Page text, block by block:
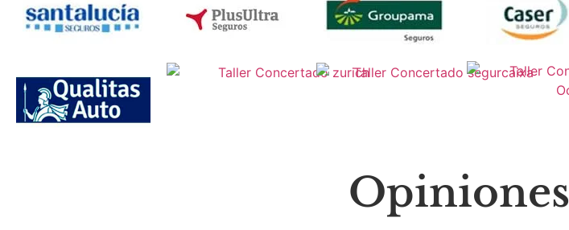
Opiniones